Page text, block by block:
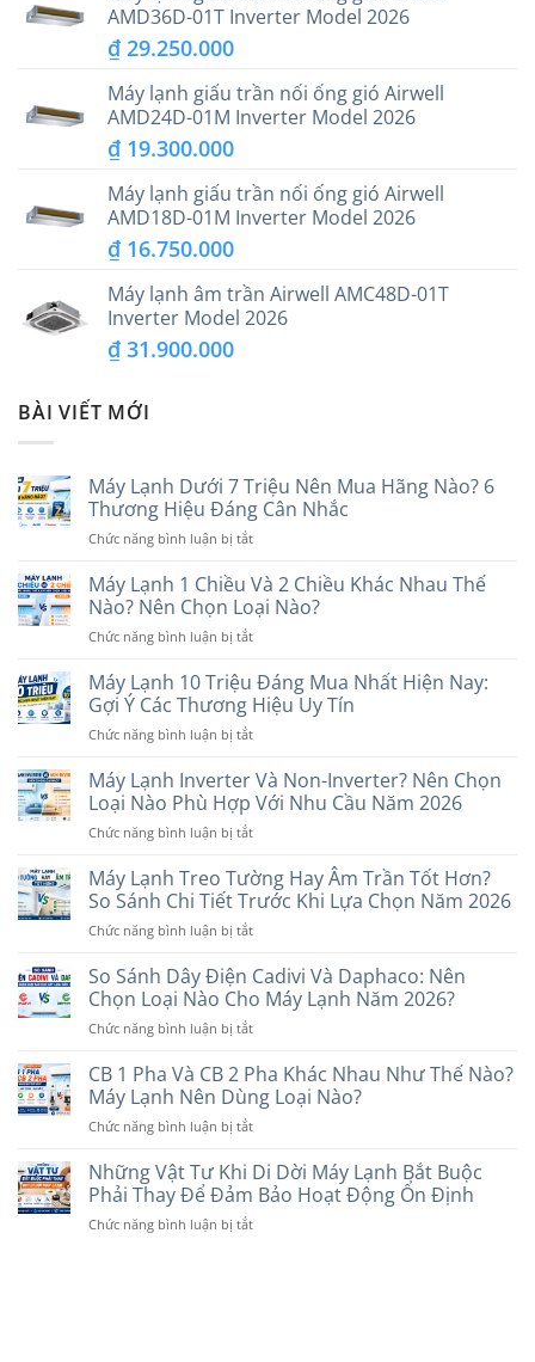
AMD36D-01T Inverter Model 2026
₫ 29.250.000
Máy lạnh giấu trần nối ống gió Airwell
AMD24D-01M Inverter Model 2026
₫ 19.300.000
Máy lạnh giấu trần nối ống gió Airwell
AMD18D-01M Inverter Model 2026
₫ 16.750.000
Máy lạnh âm trần Airwell AMC48D-01T
Inverter Model 2026
₫ 31.900.000
BÀI VIẾT MỚI
Máy Lạnh Dưới 7 Triệu Nên Mua Hãng Nào? 6
Thương Hiệu Đáng Cân Nhắc
Chức năng bình luận bị tắtở
Lạnh
Dưới
7
Triệu
Mua
Hãng
Nào?
6
Hiệu
Đáng
Nhắc
Máy Lạnh 1 Chiều Và 2 Chiều Khác Nhau Thế
Nào? Nên Chọn Loại Nào?
Chức năng bình luận bị tắtở
Lạnh
1
Chiều
Và
Chiều
Khác
Thế
Nên
Chọn
Nào?
Máy Lạnh 10 Triệu Đáng Mua Nhất Hiện Nay:
Gợi Ý Các Thương Hiệu Uy Tín
Chức năng bình luận bị tắtở
Lạnh
10
Triệu
Đáng
Nhất
Hiện
Gợi
Các
Thương
Uy
Máy Lạnh Inverter Và Non-Inverter? Nên Chọn
Loại Nào Phù Hợp Với Nhu Cầu Năm 2026
Chức năng bình luận bị tắtở
Lạnh
Inverter
Và
Non-
Nên
Chọn
Nào
Hợp
Với
Nhu
Cầu
2026
Máy Lạnh Treo Tường Hay Âm Trần Tốt Hơn?
So Sánh Chi Tiết Trước Khi Lựa Chọn Năm 2026
Chức năng bình luận bị tắtở
Lạnh
Treo
Tường
Hay
Trần
Tốt
Hơn?
So
Chi
Tiết
Khi
So Sánh Dây Điện Cadivi Và Daphaco: Nên
Chọn Loại Nào Cho Máy Lạnh Năm 2026?
Chức năng bình luận bị tắtở
Sánh
Dây
Điện
Cadivi
Daphaco:
Nên
Loại
CB 1 Pha Và CB 2 Pha Khác Nhau Như Thế Nào?
Máy Lạnh Nên Dùng Loại Nào?
Chức năng bình luận bị tắtở
1
Pha
Và
CB
Những Vật Tư Khi Di Dời Máy Lạnh Bắt Buộc
Phải Thay Để Đảm Bảo Hoạt Động Ổn Định
Chức năng bình luận bị tắtở